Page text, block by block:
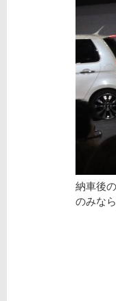
納車後
のみな